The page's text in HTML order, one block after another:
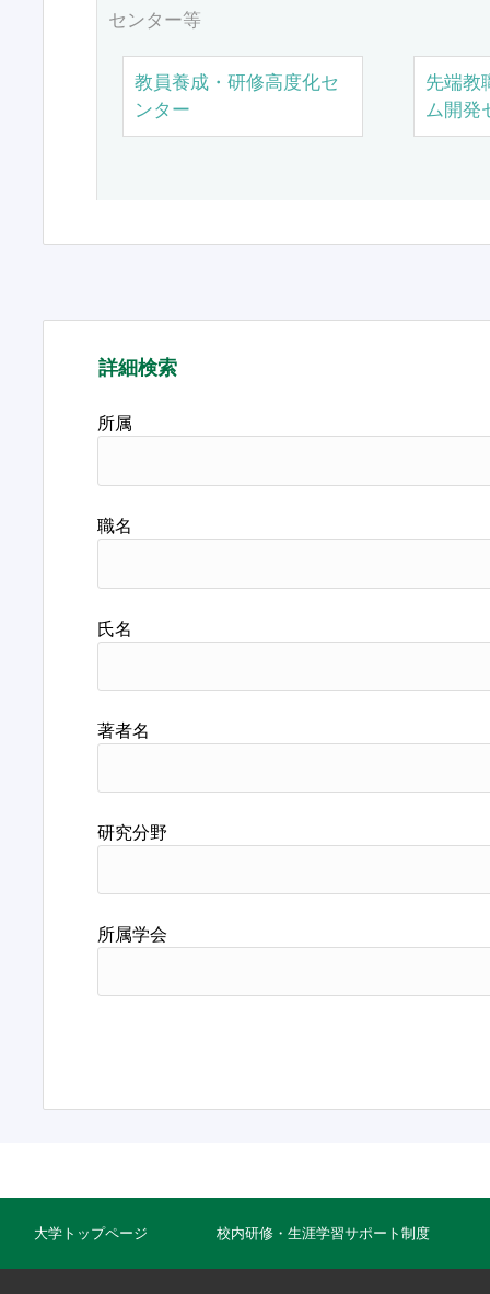
センター等
教員養成・研修高度化セ
ンター
先端教
ム開発
詳細検索
所属
職名
氏名
著者名
研究分野
所属学会
大学トップページ 校内研修・生涯学習サポート制度